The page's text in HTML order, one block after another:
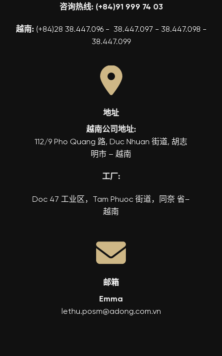
咨询热线: (+84)91 999 74 03
越南: (+84)28 38.447.096 - 38.447.097 - 38.447.098 -
38.447.099
地址
越南公司地址:
112/9 Pho Quang 路, Duc Nhuan 街道, 胡志
明市 – 越南
工厂:
Doc 47 工业区，Tam Phuoc 街道，同奈 省–
越南
邮箱
Emma
lethu.posm@adong.com.vn